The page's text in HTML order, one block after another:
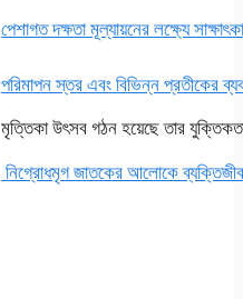
পেশাগত দক্ষতা মূল্যায়নের লক্ষ্যে
পরিমাপন স্তর এবং বিভিন্ন প্রতীকের
মৃত্তিকা উৎসব গঠন হয়েছে তার
নিগ্রোধমৃগ জাতকের আলোকে